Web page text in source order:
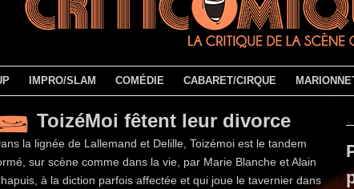
IMPRO/SLAM COMÉDIE CABARET/CIRQUE
ToizéMoi fêtent leur divorce
la lignée de Lallemand et Delille, Toizémoi est le tandem
sur scène comme dans la vie, par Marie Blanche et Alain
à la diction parfois affectée et qui joue le tavernier dans